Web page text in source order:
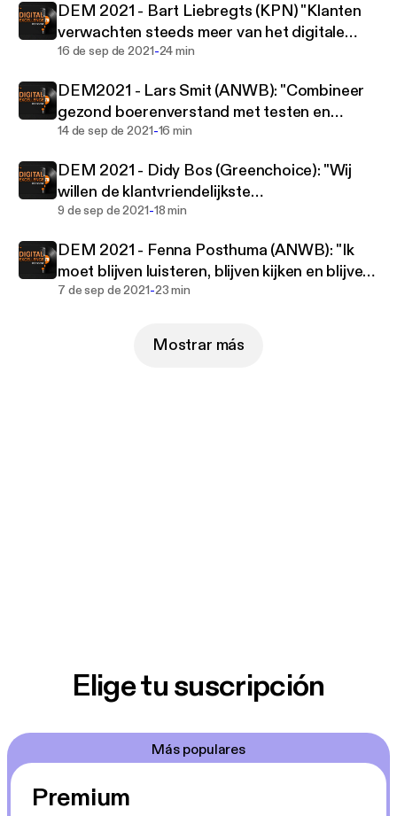
acquisition, retention and service customer
journeys based on validated research models. With
the Digital Experience Benchmark of more than
27,500+ websites and apps, we provide insight,
direction and energy to organizations in more than
21 countries in order to strive for digital excellence.
DEM 2021 - Bart Liebregts (KPN) "Klanten
verwachten steeds meer van het digitale
kanaal"
16 de sep de 2021-24 min
DEM2021 - Lars Smit (ANWB): "Combineer
gezond boerenverstand met testen en
valideren!"
14 de sep de 2021-16 min
DEM 2021 - Didy Bos (Greenchoice): "Wij
willen de klantvriendelijkste
energieleverancier zijn"
9 de sep de 2021-18 min
DEM 2021 - Fenna Posthuma (ANWB): "Ik
moet blijven luisteren, blijven kijken en blijven
testen!"
7 de sep de 2021-23 min
Mostrar más
Elige tu suscripción
Más populares
Premium